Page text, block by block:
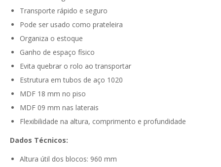
Transporte rápido e seguro
Pode ser usado como prateleira
Organiza o estoque
Ganho de espaço físico
Evita quebrar o rolo ao transportar
Estrutura em tubos de aço 1020
MDF 18 mm no piso
MDF 09 mm nas laterais
Flexibilidade na altura, comprimento e profundidade
Dados Técnicos:
Altura útil dos blocos: 960 mm